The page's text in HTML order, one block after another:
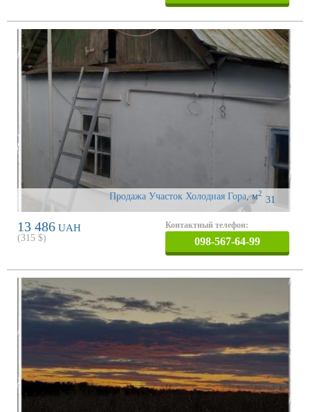
Продажа Участок Холодная Гора, 31
м2
13 486 UAH
(315 $)
Контактный телефон:
098-567-64-99